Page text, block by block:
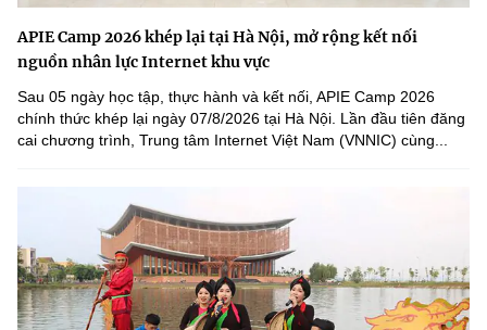
APIE Camp 2026 khép lại tại Hà Nội, mở rộng kết nối
nguồn nhân lực Internet khu vực
Sau 05 ngày học tập, thực hành và kết nối, APIE Camp 2026
chính thức khép lại ngày 07/8/2026 tại Hà Nội. Lần đầu tiên đăng
cai chương trình, Trung tâm Internet Việt Nam (VNNIC) cùng...